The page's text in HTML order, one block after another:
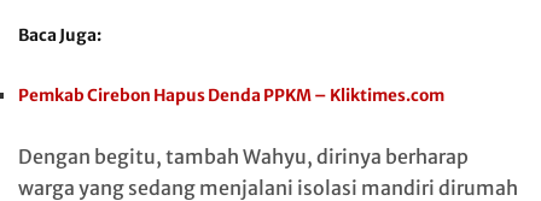
Baca Juga:
Pemkab Cirebon Hapus Denda PPKM – Kliktimes.com
Dengan begitu, tambah Wahyu, dirinya berharap
warga yang sedang menjalani isolasi mandiri dirumah